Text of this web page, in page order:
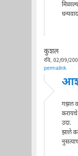
कुशल
रवि, 02/09/
permalink
गझल
करायचे
उदा.
झाले